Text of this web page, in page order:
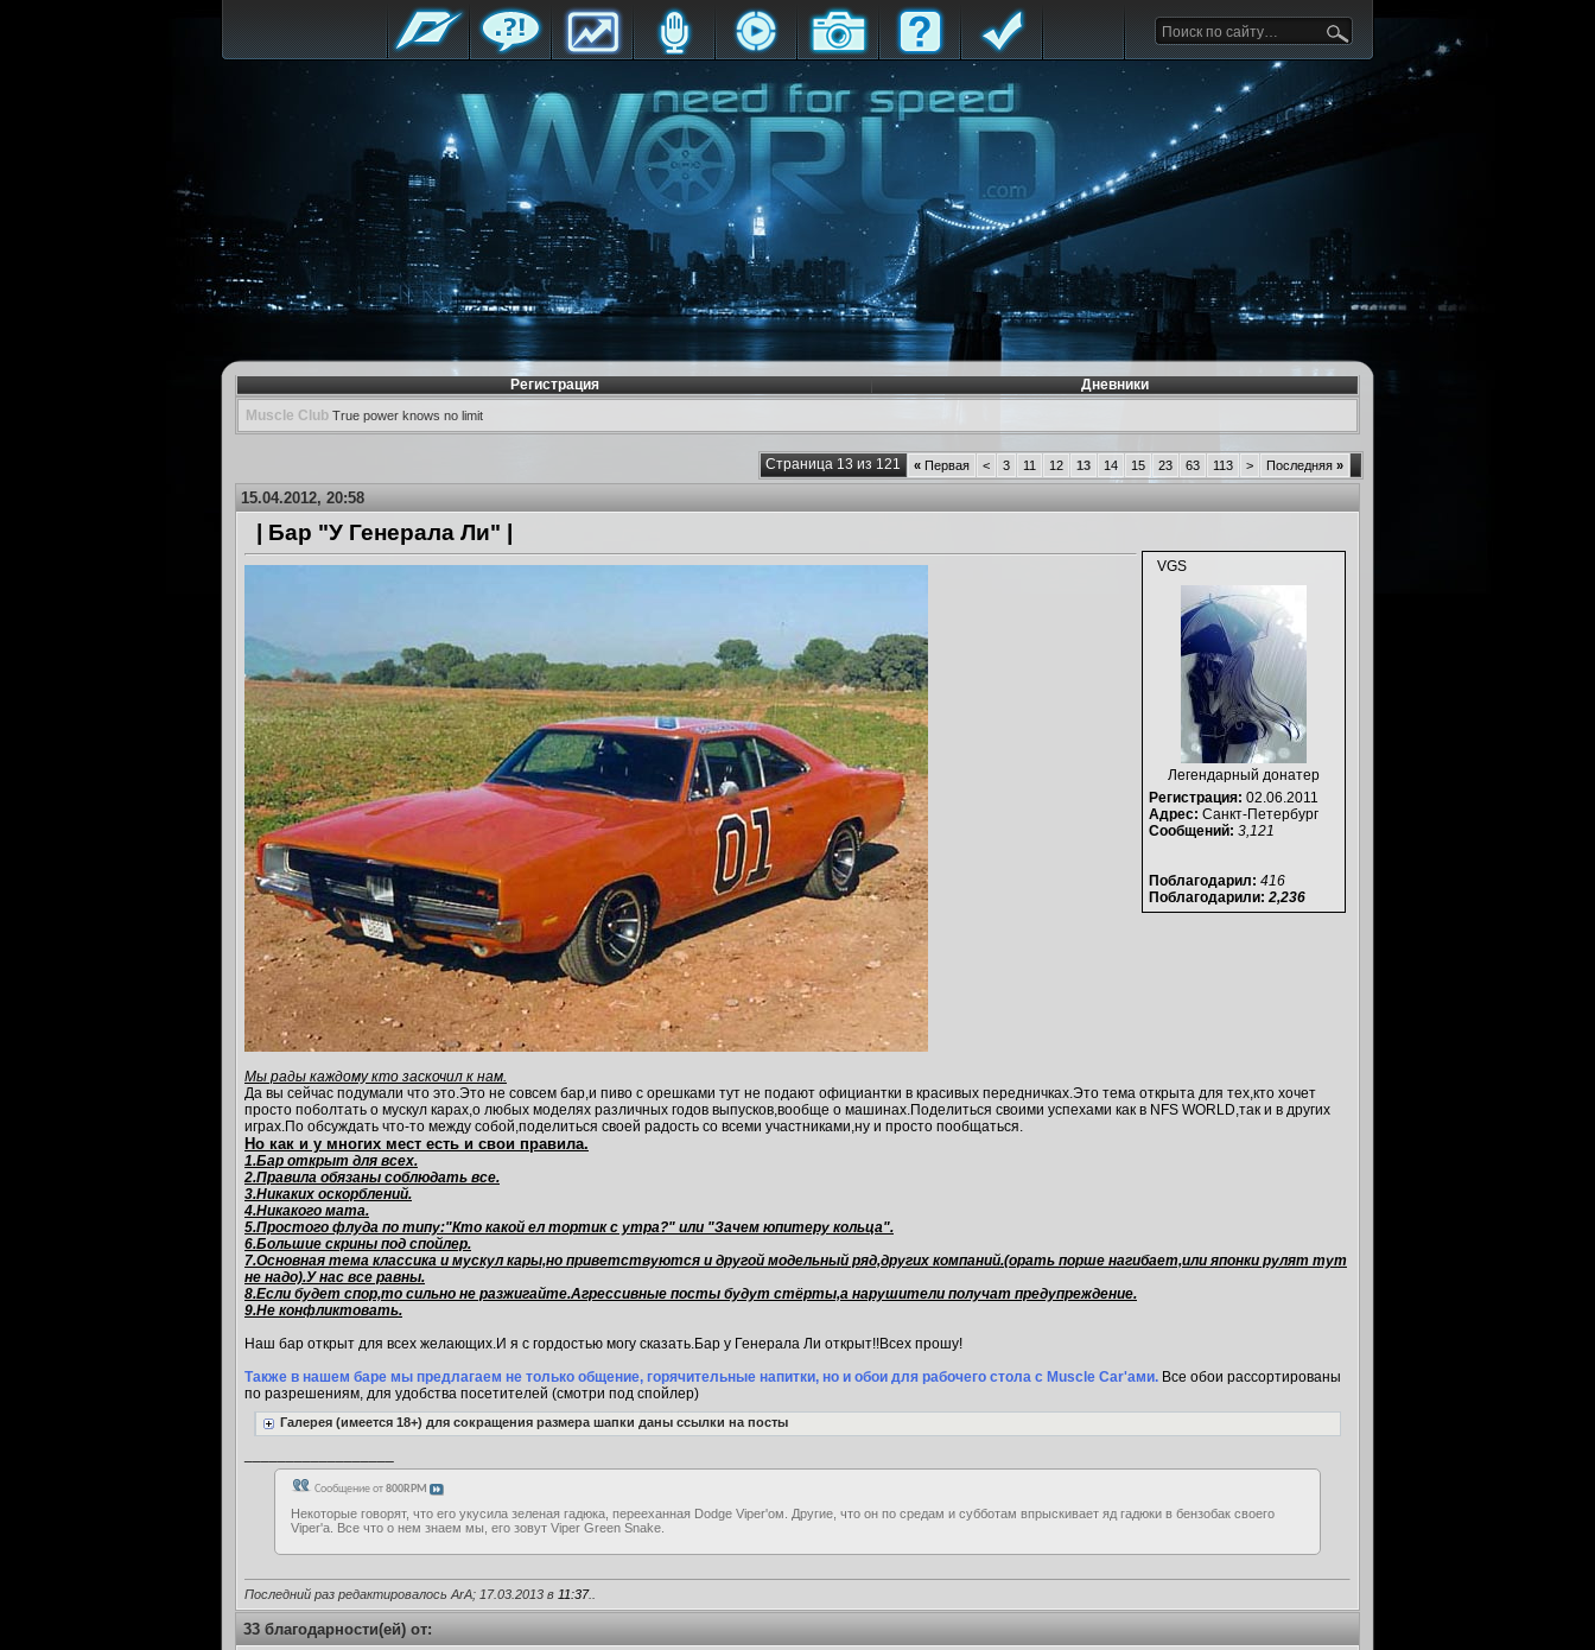
Регистрация
Дневники
Muscle Club True power knows no limit
Страница 13 из 121 « Первая < 3 11 12 13 14 15 23 63 113 > Последняя »
15.04.2012, 20:58
| Бар "У Генерала Ли" |
VGS
Легендарный донатер
Регистрация: 02.06.2011
Адрес: Санкт-Петербург
Сообщений: 3,121
Поблагодарил: 416
Поблагодарили: 2,236
Мы рады каждому кто заскочил к нам.
Да вы сейчас подумали что это.Это не совсем бар,и пиво с орешками тут не подают официантки в красивых передничках.Это тема открыта для тех,кто хочет
просто поболтать о мускул карах,о любых моделях различных годов выпусков,вообще о машинах.Поделиться своими успехами как в NFS WORLD,так и в других
играх.По обсуждать что-то между собой,поделиться своей радость со всеми участниками,ну и просто пообщаться.
Но как и у многих мест есть и свои правила.
1.Бар открыт для всех.
2.Правила обязаны соблюдать все.
3.Никаких оскорблений.
4.Никакого мата.
5.Простого флуда по типу:"Кто какой ел тортик с утра?" или "Зачем юпитеру кольца".
6.Большие скрины под спойлер.
7.Основная тема классика и мускул кары,но приветствуются и другой модельный ряд,других компаний.(орать порше нагибает,или японки рулят тут
не надо).У нас все равны.
8.Если будет спор,то сильно не разжигайте.Агрессивные посты будут стёрты,а нарушители получат предупреждение.
9.Не конфликтовать.
Наш бар открыт для всех желающих.И я с гордостью могу сказать.Бар у Генерала Ли открыт!!Всех прошу!
Также в нашем баре мы предлагаем не только общение, горячительные напитки, но и обои для рабочего стола с Muscle Car'ами. Все обои рассортированы
по разрешениям, для удобства посетителей (смотри под спойлер)
Галерея (имеется 18+) для сокращения размера шапки даны ссылки на посты
Сообщение от800RPM
Некоторые говорят, что его укусила зеленая гадюка, перееханная Dodge Viper'ом. Другие, что он по средам и субботам впрыскивает яд гадюки в бензобак своего
Viper'а. Все что о нем знаем мы, его зовут Viper Green Snake.
Последний раз редактировалось ArA; 17.03.2013 в 11:37..
33 благодарности(ей) от: